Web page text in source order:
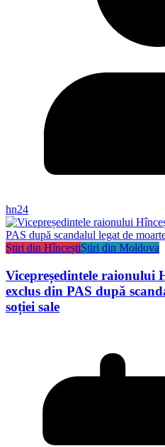
hn24
Știri din HînceștiȘtiri din Moldova
Vicepreședintele raionului
exclus din PAS după
soției sale